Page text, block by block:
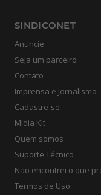
SINDICONET
Anuncie
Seja um parceiro
Contato
Imprensa e Jornalismo
Cadastre-se
Mídia Kit
Quem somos
Suporte Técnico
Não encontrei o que
Termos de Uso